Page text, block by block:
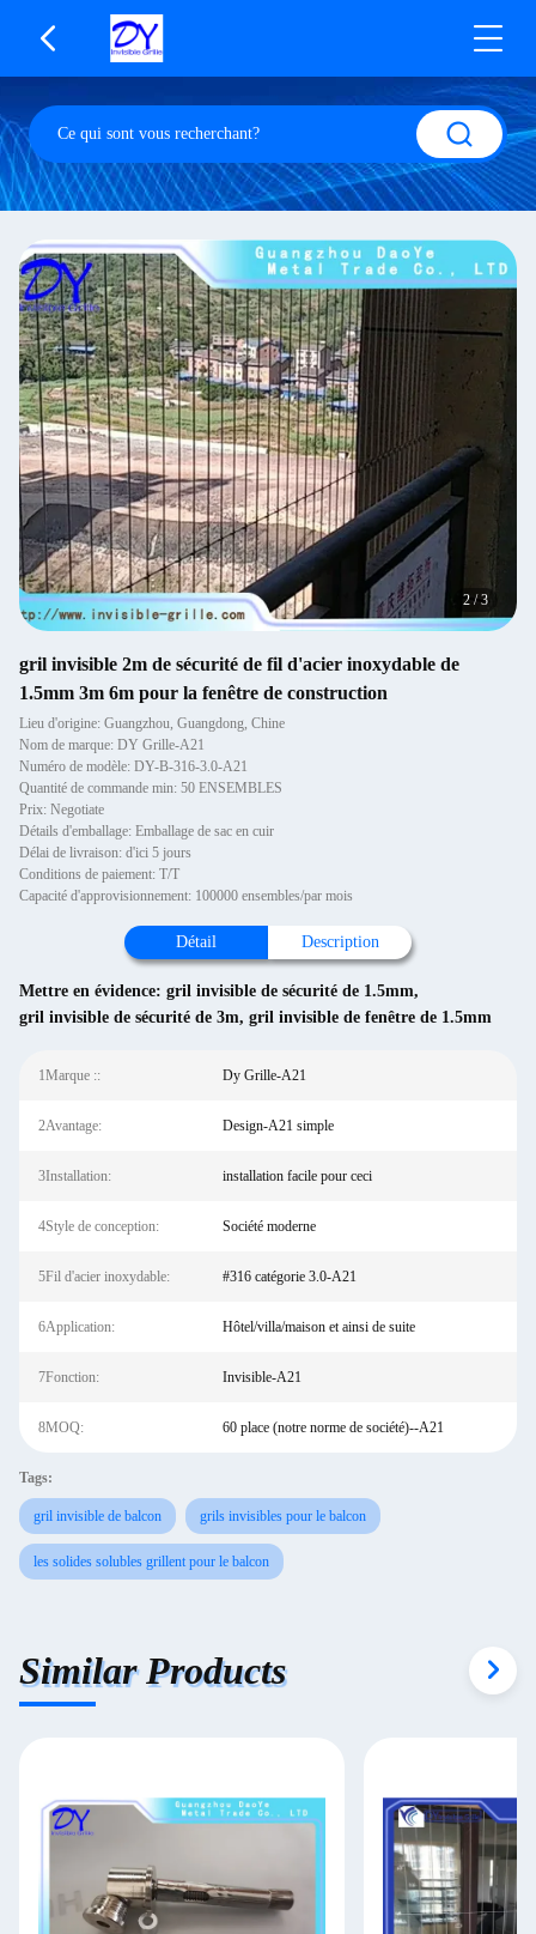
2 /3
gril invisible 2m de sécurité de fil d'acier inoxydable de
1.5mm 3m 6m pour la fenêtre de construction
Lieu d'origine: Guangzhou, Guangdong, Chine
Nom de marque: DY Grille-A21
Numéro de modèle: DY-B-316-3.0-A21
Quantité de commande min: 50 ENSEMBLES
Prix: Negotiate
Détails d'emballage: Emballage de sac en cuir
Délai de livraison: d'ici 5 jours
Conditions de paiement: T/T
Capacité d'approvisionnement: 100000 ensembles/par mois
Détail Description
Mettre en évidence: gril invisible de sécurité de 1.5mm,
gril invisible de sécurité de 3m, gril invisible de fenêtre de 1.5mm
1Marque :: Dy Grille-A21
2Avantage: Design-A21 simple
3Installation: installation facile pour ceci
4Style de conception: Société moderne
5Fil d'acier inoxydable: #316 catégorie 3.0-A21
6Application: Hôtel/villa/maison et ainsi de suite
7Fonction: Invisible-A21
8MOQ: 60 place (notre norme de société)--A21
Tags:
gril invisible de balcon grils invisibles pour le balcon
les solides solubles grillent pour le balcon
Similar Products